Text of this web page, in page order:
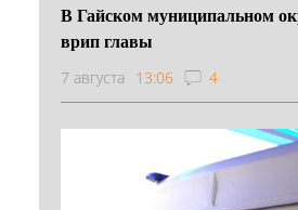
В Гайском муниципальном
врип главы
7 августа 13:06 4